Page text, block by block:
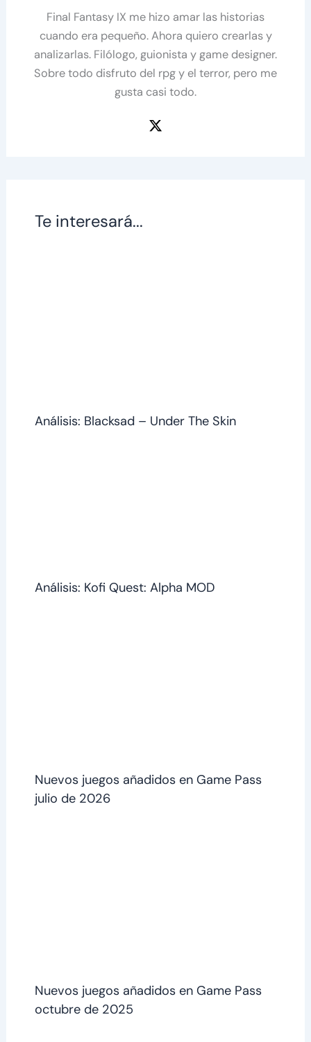
Final Fantasy IX me hizo amar las historias
cuando era pequeño. Ahora quiero crearlas y
analizarlas. Filólogo, guionista y game designer.
Sobre todo disfruto del rpg y el terror, pero me
gusta casi todo.
Te interesará...
Análisis: Blacksad – Under The Skin
Análisis: Kofi Quest: Alpha MOD
Nuevos juegos añadidos en Game Pass
julio de 2026
Nuevos juegos añadidos en Game Pass
octubre de 2025